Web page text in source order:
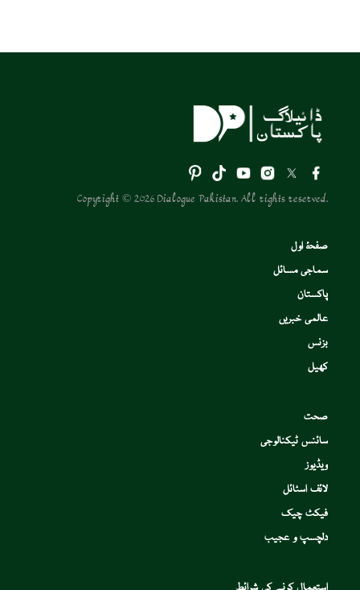
Copyright © 2026 Dialogue Pakistan. All rights reserved.
صفحۂ اول
سماجی مسائل
پاکستان
عالمی خبریں
بزنس
کھیل
صحت
سائنس ٹیکنالوجی
ویڈیوز
لائف اسٹائل
فیکٹ چیک
دلچسپ و عجیب